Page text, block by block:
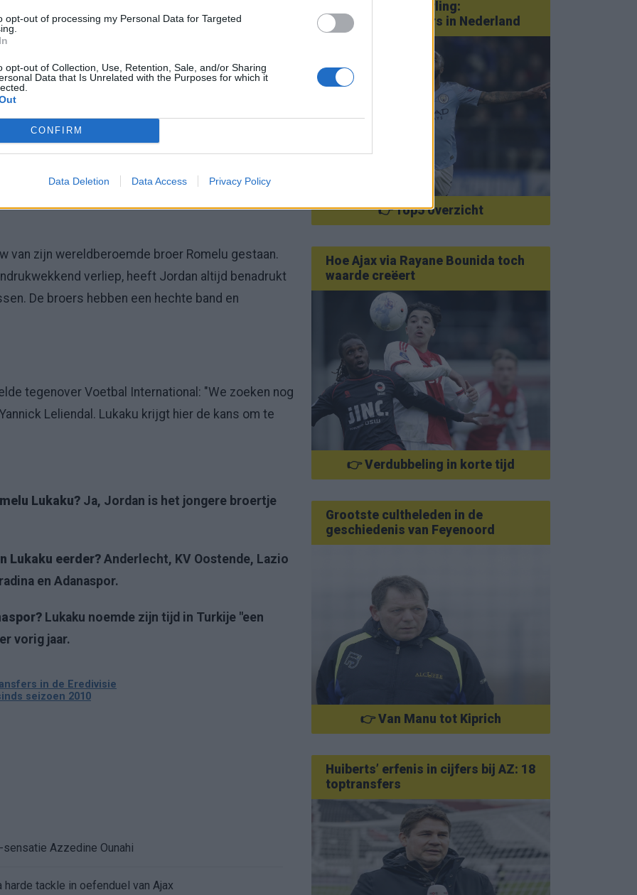
opt-out of processing my Personal Data for Targeted
opt-out of Collection, Use, Retention, Sale, and/or Sharing
Data that Is Unrelated with the Purposes for which it
CONFIRM
Data Deletion Data Access Privacy Policy
internationale ervaring meebrengt naar
geschat op zo'n 500 duizend euro, fors lager dan
status maakt hem aantrekkelijk voor
neer te leggen, en kan zich volledig richten op het
van zijn wereldberoemde broer Romelu gestaan.
verliep, heeft Jordan altijd benadrukt
De broers hebben een hechte band en
tegenover Voetbal International: "We zoeken nog
Leliendal. Lukaku krijgt hier de kans om te
Lukaku? Ja, Jordan is het jongere broertje
Lukaku eerder?Anderlecht, KV Oostende, Lazio
en Adanaspor.
Lukaku noemde zijn tijd in Turkije "een
vorig jaar.
in de Eredivisie
seizoen 2010
Azzedine Ounahi
tackle in oefenduel van Ajax
Van Götze tot Sterling:
statementtransfers in Nederland
👉 Top5 overzicht
Hoe Ajax via Rayane Bounida toch
waarde creëert
👉 Verdubbeling in korte tijd
Grootste cultheleden in de
geschiedenis van Feyenoord
👉 Van Manu tot Kiprich
Huiberts’ erfenis in cijfers bij AZ: 18
toptransfers